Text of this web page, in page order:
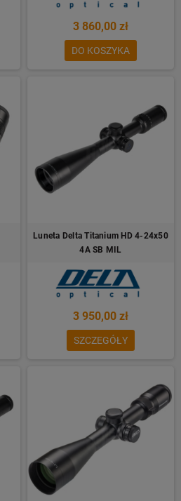
3 860,00 zł
DO KOSZYKA
Luneta Delta Titanium HD 4-24x50
4A SB MIL
3 950,00 zł
SZCZEGÓŁY